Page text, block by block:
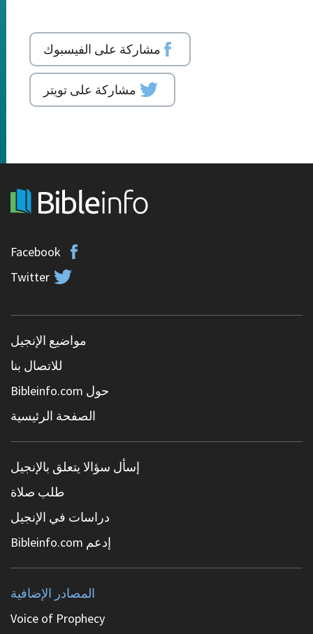
مشاركة على الفيسبوك
مشاركة على تويتر
Facebook
Twitter
مواضيع الإنجيل
للاتصال بنا
حول Bibleinfo.com
الصفحة الرئيسية
إسأل سؤالا يتعلق بالإنجيل
طلب صلاة
دراسات في الإنجيل
إدعم Bibleinfo.com
المصادر الإضافية
Voice of Prophecy